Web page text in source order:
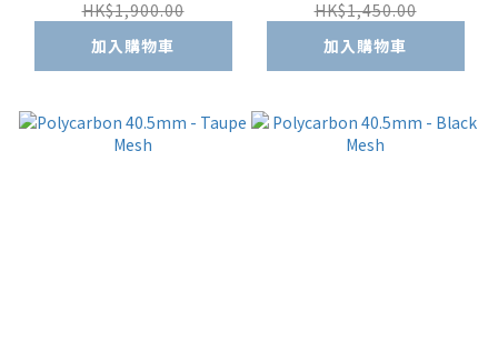
HK$1,900.00
加入購物車
HK$1,450.00
加入購物車